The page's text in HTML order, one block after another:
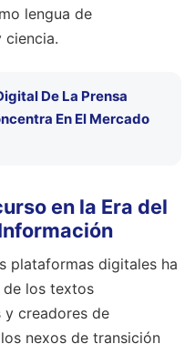
lengua de
ciencia.
De La Prensa
En El Mercado
en la Era del
plataformas digitales ha
los textos
creadores de
nexos de transición